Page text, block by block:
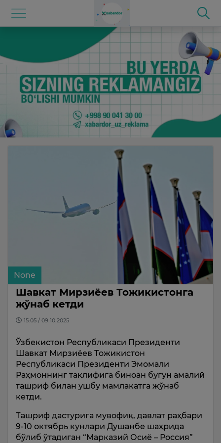
None
Шавкат Мирзиёев Тожикистонга
жўнаб кетди
15:05 / 09.10.2025
Ўзбекистон Республикаси Президенти
Шавкат Мирзиёев Тожикистон
Республикаси Президенти Эмомали
Раҳмоннинг таклифига биноан бугун амалий
ташриф билан ушбу мамлакатга жўнаб
кетди.
Ташриф дастурига мувофиқ, давлат раҳбари
9-10 октябрь кунлари Душанбе шаҳрида
бўлиб ўтадиган “Марказий Осиё – Россия”